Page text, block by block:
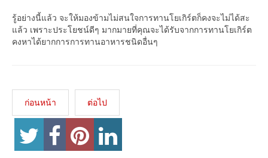
รู้อย่างนี้แล้ว จะให้มองข้ามไม่สนใจการทานโยเกิร์ตก็คงจะไม่ได้สะ
แล้ว เพราะประโยชน์ดีๆ มากมายที่คุณจะได้รับจากการทานโยเกิร์ต
คงหาได้ยากการการทานอาหารชนิดอื่นๆ
ก่อนหน้า ต่อไป